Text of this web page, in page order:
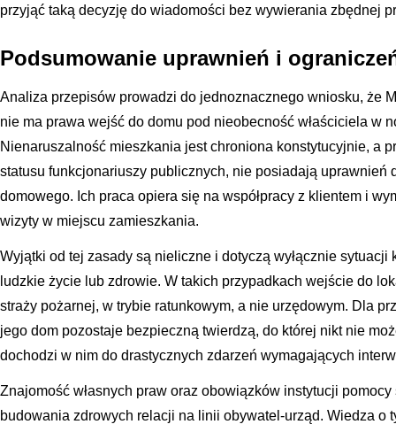
przyjąć taką decyzję do wiadomości bez wywierania zbędnej
Podsumowanie uprawnień i
Analiza przepisów prowadzi do jednoznacznego wniosku, że
nie ma prawa wejść do domu pod nieobecność właściciela w
Nienaruszalność mieszkania jest chroniona konstytucyjnie, a
statusu funkcjonariuszy publicznych, nie posiadają uprawnień
domowego. Ich praca opiera się na współpracy z klientem i
wizyty w miejscu zamieszkania.
Wyjątki od tej zasady są nieliczne i dotyczą wyłącznie
ludzkie życie lub zdrowie. W takich przypadkach wejście do
straży pożarnej, w trybie ratunkowym, a nie urzędowym. Dla
jego dom pozostaje bezpieczną twierdzą, do której nikt nie
dochodzi w nim do drastycznych zdarzeń wymagających
Znajomość własnych praw oraz obowiązków instytucji
budowania zdrowych relacji na linii obywatel-urząd. Wiedza o